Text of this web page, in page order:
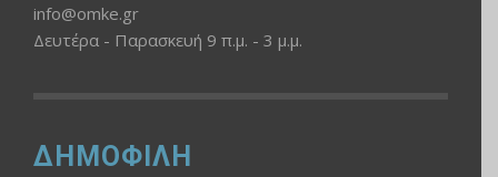
info@omke.gr
Δευτέρα - Παρασκευή 9 π.μ. - 3 μ.μ.
ΔΗΜΟΦΙΛΗ